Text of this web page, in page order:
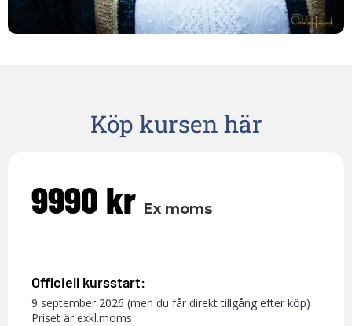
Köp kursen här
9990 kr Ex moms
Officiell kursstart:
9 september 2026 (men du får direkt tillgång efter köp)
Priset är exkl.moms